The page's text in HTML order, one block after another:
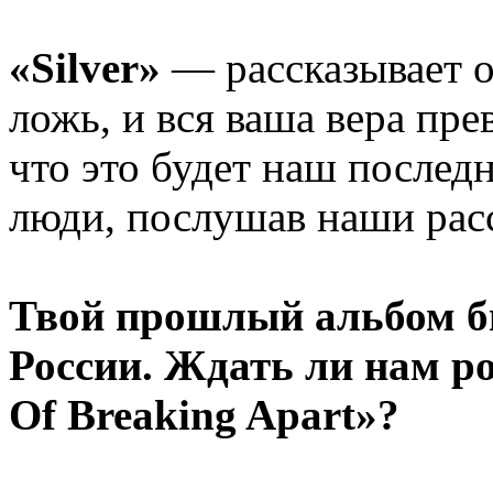
«Silver» — рассказывает
ложь, и вся ваша вера
что это будет наш
люди, послушав наши
Твой прошлый альбом
России. Ждать ли нам
Of Breaking Apart»?